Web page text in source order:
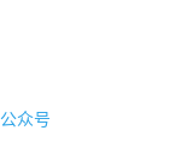
众号